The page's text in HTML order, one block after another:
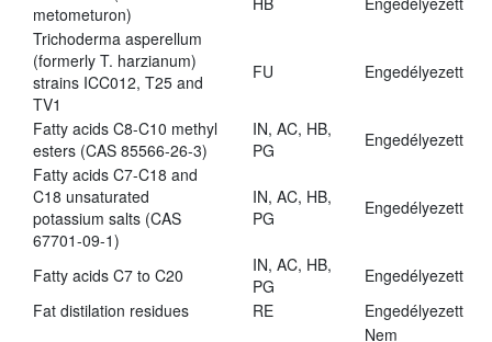
metometuron)
Trichoderma asperellum
(formerly T. harzianum)
strains ICC012, T25 and
TV1
FU Engedélyezett
Fatty acids C8-C10 methyl
esters (CAS 85566-26-3)
IN, AC, HB,
PG
Engedélyezett
Fatty acids C7-C18 and
C18 unsaturated
potassium salts (CAS
67701-09-1)
IN, AC, HB,
PG
Engedélyezett
Fatty acids C7 to C20
IN, AC, HB,
PG
Engedélyezett
Fat distilation residues
RE Engedélyezett
Nem